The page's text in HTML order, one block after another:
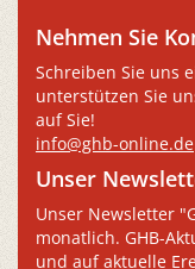
Nehmen Sie
Schreiben Sie uns
unterstützen Sie
auf Sie!
info@ghb-online.de
Unser
Unser Newsletter
monatlich. GHB-
und auf aktuelle